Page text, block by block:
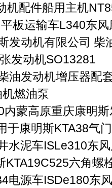
机配件船用主机
板运输车L340东
发动机有限公司 柴
发动机SO13281
油发动机增压器配
燃油泵
蒙高原重庆康明
于康明斯KTA38气
水泥车ISLe310东
KTA19C525六角螺
电源车ISDe180东